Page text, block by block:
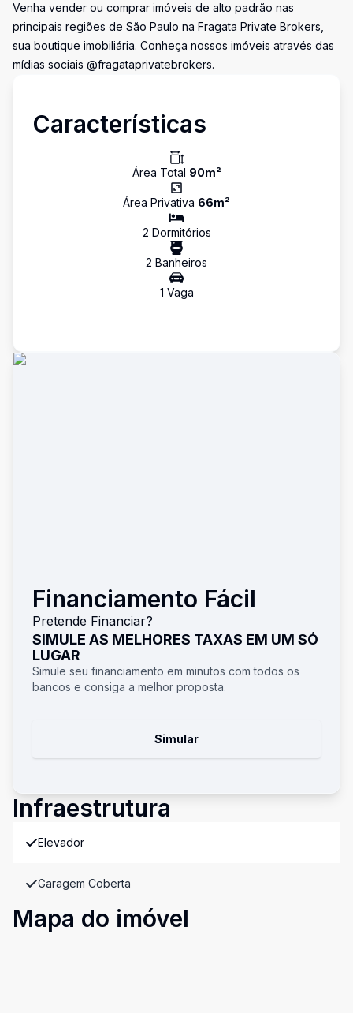
Venha vender ou comprar imóveis de alto padrão nas
principais regiões de São Paulo na Fragata Private Brokers,
sua boutique imobiliária. Conheça nossos imóveis através das
mídias sociais @fragataprivatebrokers.
Características
Área Total 90m²
Área Privativa 66m²
2 Dormitórios
2 Banheiros
1 Vaga
Financiamento Fácil
Pretende Financiar?
SIMULE AS MELHORES TAXAS EM UM SÓ
LUGAR
Simule seu financiamento em minutos com todos os
bancos e consiga a melhor proposta.
Simular
Infraestrutura
Elevador
Garagem Coberta
Mapa do imóvel